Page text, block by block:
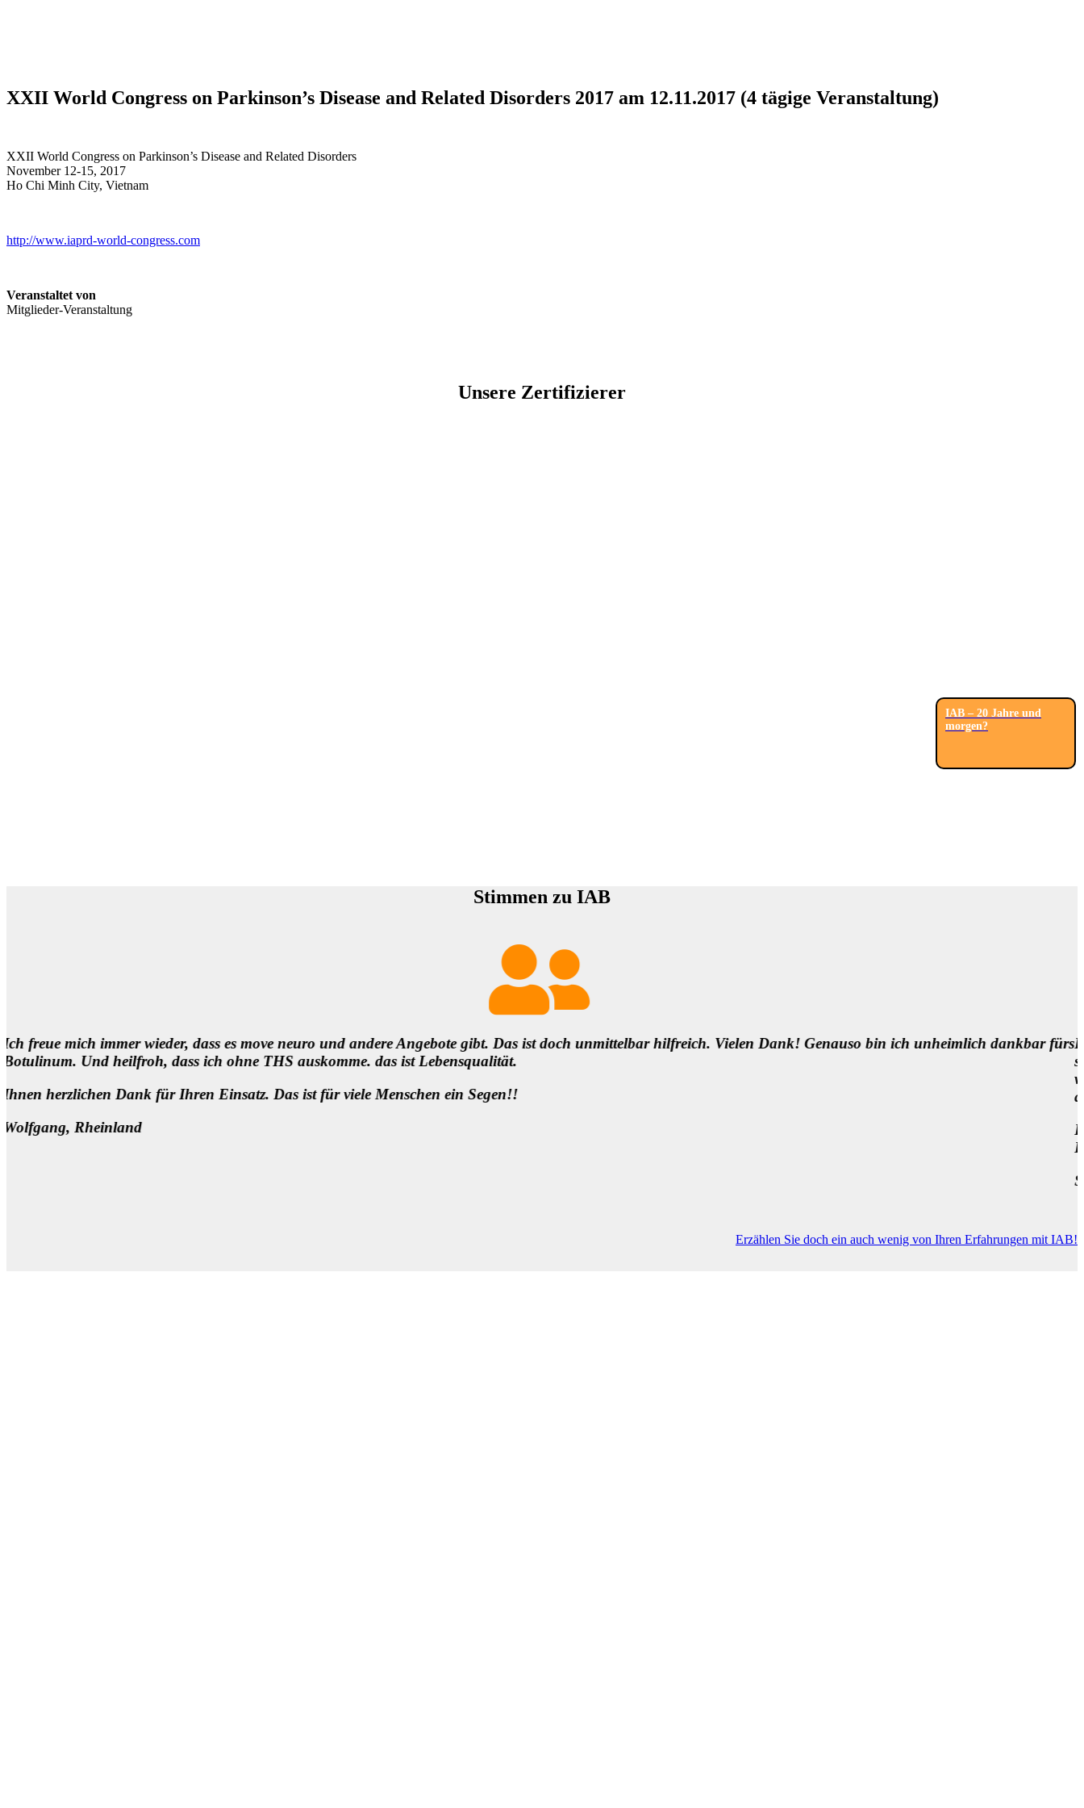
XXII World Congress on Parkinson’s Disease and Related Disorders 2017 am 12.11.2017 (4 tägige Veranstaltung)
XXII World Congress on Parkinson’s Disease and Related Disorders
November 12-15, 2017
Ho Chi Minh City, Vietnam
http://www.iaprd-world-congress.com
IAB – 20 Jahre und
morgen?
Veranstaltet von
Mitglieder-Veranstaltung
Unsere Zertifizierer
Stimmen zu IAB
gibt. Das ist doch unmittelbar hilfreich. Vielen Dank! Genauso bin ich unheimlich dankbar fürs
Segen!!
Danke für die Infos und es ist sooooooooo wichtig für uns
solche demokratischen Begegnungen in der Medizin zu ermöglichen.
wichtige Voraussetzung, um die Medizin besser zu machen, neben so
Liebe Grüße und 1000 Dank für das „über-den-Tellerrand“ schauen
Erzählen Sie doch ein auch wenig von Ihren Erfahrungen mit IAB!